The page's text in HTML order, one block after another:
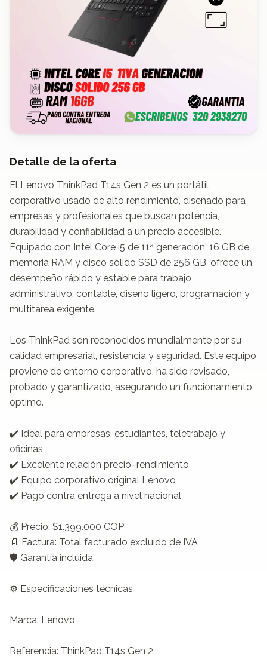
Detalle de la oferta
El Lenovo ThinkPad T14s Gen 2 es un portátil
corporativo usado de alto rendimiento, diseñado para
empresas y profesionales que buscan potencia,
durabilidad y confiabilidad a un precio accesible.
Equipado con Intel Core i5 de 11ª generación, 16 GB de
memoria RAM y disco sólido SSD de 256 GB, ofrece un
desempeño rápido y estable para trabajo
administrativo, contable, diseño ligero, programación y
multitarea exigente.
Los ThinkPad son reconocidos mundialmente por su
calidad empresarial, resistencia y seguridad. Este equipo
proviene de entorno corporativo, ha sido revisado,
probado y garantizado, asegurando un funcionamiento
óptimo.
✔️ Ideal para empresas, estudiantes, teletrabajo y
oficinas
✔️ Excelente relación precio–rendimiento
✔️ Equipo corporativo original Lenovo
✔️ Pago contra entrega a nivel nacional
💰 Precio: $1.399.000 COP
📄 Factura: Total facturado excluido de IVA
🛡️ Garantía incluida
⚙️ Especificaciones técnicas
Marca: Lenovo
Referencia: ThinkPad T14s Gen 2